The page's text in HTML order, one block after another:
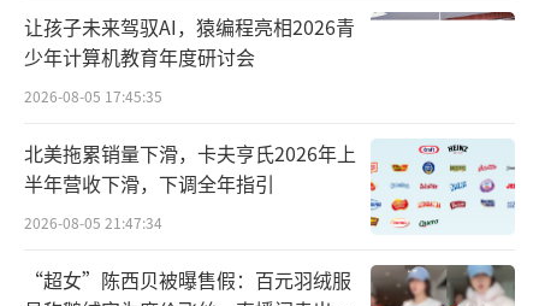
王阿姨所代表的是时下中国最富有的一代
人——1962年到1975年出生的人。作为新中国
成立后最大规模的婴儿潮，如今他们正以每年
超过2000万人的速度进入退休潮。
让孩子未来驾驭AI，猿编程亮相2026青
少年计算机教育年度研讨会
2026-08-05 17:45:35
北美拖累销量下滑，卡夫亨氏2026年上
半年营收下滑，下调全年指引
2026-08-05 21:47:34
“超女”陈西贝被曝售假：百元羽绒服